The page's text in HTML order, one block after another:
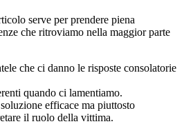
serve per prendere piena
che ritroviamo nella maggior parte
che ci danno le risposte consolatorie
quando ci lamentiamo.
efficace ma piuttosto
il ruolo della vittima.